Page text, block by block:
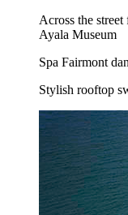
Across the
Ayala Museum
Spa Fairmont
Stylish rooftop